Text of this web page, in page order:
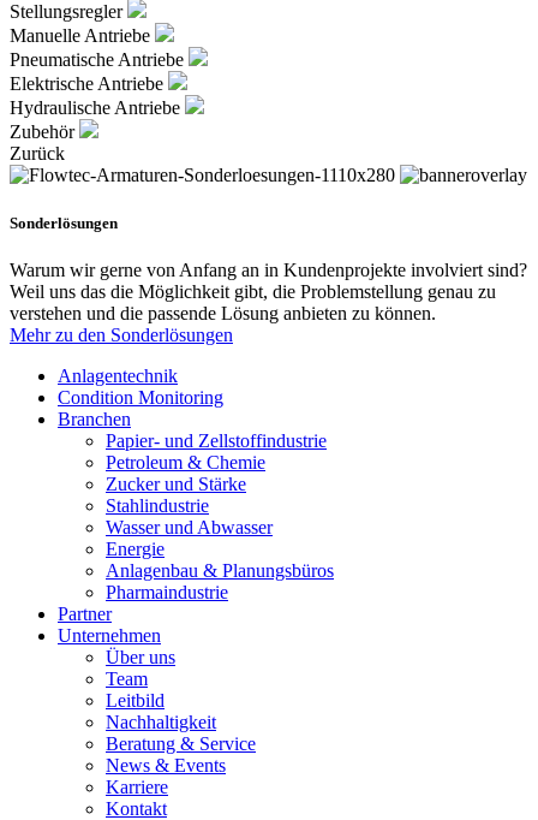
Stellungsregler
Manuelle Antriebe
Pneumatische Antriebe
Elektrische Antriebe
Hydraulische Antriebe
Zubehör
Zurück
Sonderlösungen
Warum wir gerne von Anfang an in Kundenprojekte involviert sind?
Weil uns das die Möglichkeit gibt, die Problemstellung genau zu
verstehen und die passende Lösung anbieten zu können.
Mehr zu den Sonderlösungen
Anlagentechnik
Condition Monitoring
Branchen
Papier- und Zellstoffindustrie
Petroleum & Chemie
Zucker und Stärke
Stahlindustrie
Wasser und Abwasser
Energie
Anlagenbau & Planungsbüros
Pharmaindustrie
Partner
Unternehmen
Über uns
Team
Leitbild
Nachhaltigkeit
Beratung & Service
News & Events
Karriere
Kontakt